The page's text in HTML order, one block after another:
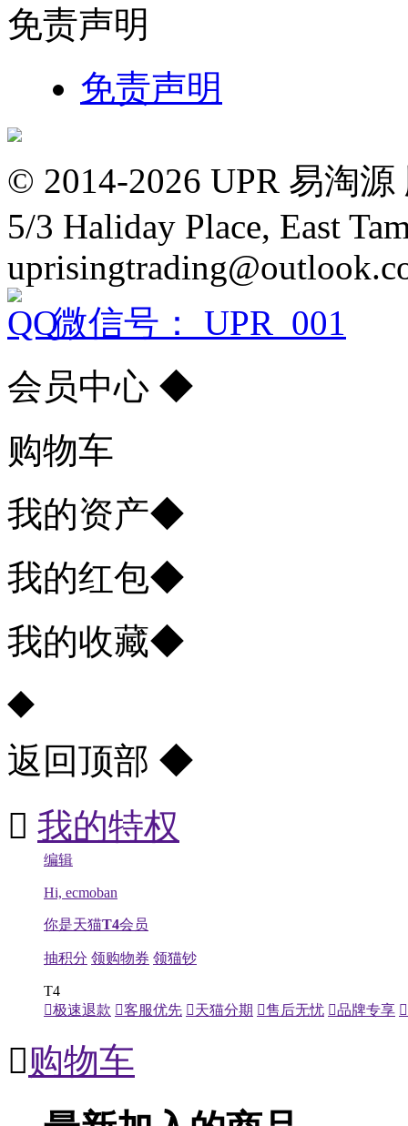
免责声明
免责声明
© 2014-2026 UPR 易淘
5/3 Haliday Place, East
微信号： UPR_001
会员中心 ◆
购物车
我的资产◆
我的红包◆
我的收藏◆
◆
返回顶部 ◆
 我的特权
编辑
Hi, ecmoban
你是天猫T4会员
抽积分 领购物券 领猫钞
T4
极速退款 客服优先 天猫分期 售后无忧 品牌专享 
购物车